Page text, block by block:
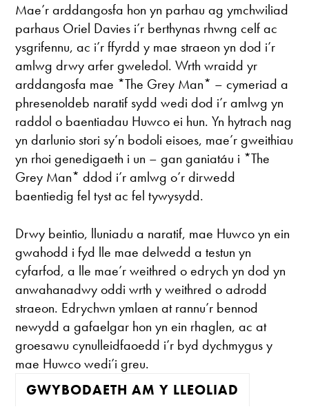
Mae’r arddangosfa hon yn parhau ag ymchwiliad
parhaus Oriel Davies i’r berthynas rhwng celf ac
ysgrifennu, ac i’r ffyrdd y mae straeon yn dod i’r
amlwg drwy arfer gweledol. Wrth wraidd yr
arddangosfa mae *The Grey Man* – cymeriad a
phresenoldeb naratif sydd wedi dod i’r amlwg yn
raddol o baentiadau Huwco ei hun. Yn hytrach nag
yn darlunio stori sy’n bodoli eisoes, mae’r gweithiau
yn rhoi genedigaeth i un – gan ganiatáu i *The
Grey Man* ddod i’r amlwg o’r dirwedd
baentiedig fel tyst ac fel tywysydd.
Drwy beintio, lluniadu a naratif, mae Huwco yn ein
gwahodd i fyd lle mae delwedd a testun yn
cyfarfod, a lle mae’r weithred o edrych yn dod yn
anwahanadwy oddi wrth y weithred o adrodd
straeon. Edrychwn ymlaen at rannu’r bennod
newydd a gafaelgar hon yn ein rhaglen, ac at
groesawu cynulleidfaoedd i’r byd dychmygus y
mae Huwco wedi’i greu.
GWYBODAETH AM Y LLEOLIAD